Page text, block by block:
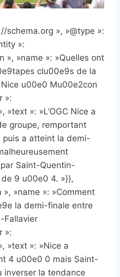
schema.org », »@type »:
»:
», »name »: »Quelles ont
clu00e9s de la
Nice u00e0 Mu00e2con
»:
»text »: »L’OGC Nice a
groupe, remportant
puis a atteint la demi-
Saint-Quentin-
9 u00e0 4. »}},
», »name »: »Comment
la demi-finale entre
Fallavier
»:
»text »: »Nice a
4 u00e0 0 mais Saint-
inverser la tendance